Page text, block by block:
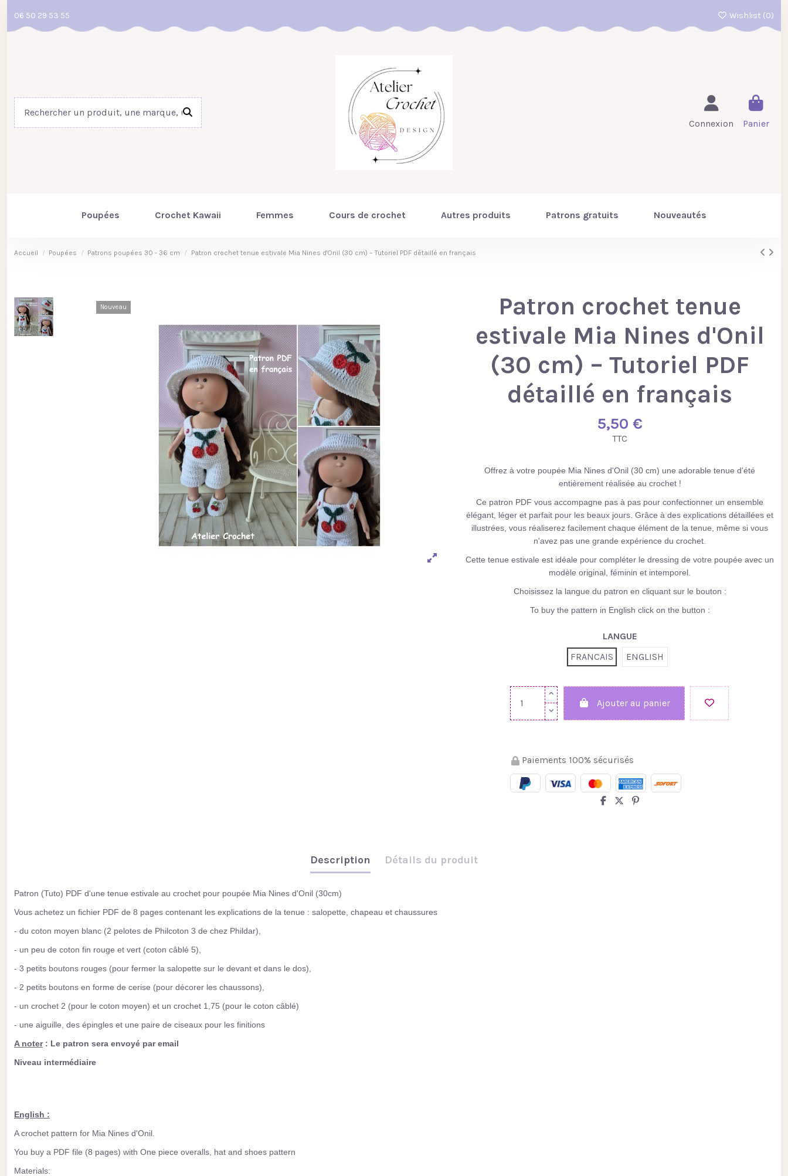
06 50 29 53 55 Wishlist (0)
Connexion Panier
Poupées Crochet Kawaii Femmes Cours de crochet Autres produits Patrons gratuits Nouveautés
Accueil Poupées Patrons poupées 30 - 36 cm Patron crochet tenue estivale Mia Nines d'Onil (30 cm) – Tutoriel PDF détaillé en français
Nouveau
Patron crochet tenue
estivale Mia Nines d'Onil
(30 cm) – Tutoriel PDF
détaillé en français
5,50 €
TTC
Offrez à votre poupée Mia Nines d'Onil (30 cm) une adorable tenue d'été
entièrement réalisée au crochet !
Ce patron PDF vous accompagne pas à pas pour confectionner un ensemble
élégant, léger et parfait pour les beaux jours. Grâce à des explications détaillées et
illustrées, vous réaliserez facilement chaque élément de la tenue, même si vous
n'avez pas une grande expérience du crochet.
Cette tenue estivale est idéale pour compléter le dressing de votre poupée avec un
modèle original, féminin et intemporel.
Choisissez la langue du patron en cliquant sur le bouton :
To buy the pattern in English click on the button :
LANGUE
FRANCAIS
ENGLISH
Ajouter au panier
Paiements 100% sécurisés
Description Détails du produit
Patron (Tuto) PDF d'une tenue estivale au crochet pour poupée Mia Nines d'Onil (30cm)
Vous achetez un fichier PDF de 8 pages contenant les explications de la tenue : salopette, chapeau et chaussures
- du coton moyen blanc (2 pelotes de Philcoton 3 de chez Phildar),
- un peu de coton fin rouge et vert (coton câblé 5),
- 3 petits boutons rouges (pour fermer la salopette sur le devant et dans le dos),
- 2 petits boutons en forme de cerise (pour décorer les chaussons),
- un crochet 2 (pour le coton moyen) et un crochet 1,75 (pour le coton câblé)
- une aiguille, des épingles et une paire de ciseaux pour les finitions
A noter: Le patron sera envoyé par email
Niveau intermédiaire
English :
A crochet pattern for Mia Nines d'Onil.
You buy a PDF file (8 pages) with One piece overalls, hat and shoes pattern
Materials: